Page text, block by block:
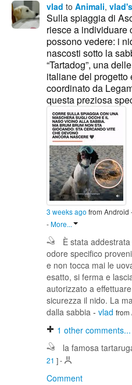
vlad to Animali,
Sulla spiaggia di
riesce a individuare
possono vedere: i
nascosti sotto la
“Tartadog”, una
italiane del progetto
coordinato da
questa preziosa
3 weeks ago from Android
-More...
È stata
odore specifico
e non tocca mai le
esatto, si ferma e
autorizzato a
sicurezza il nido. La
dalla sabbia - vlad from
1 other comments...
la famosa
21 ]-
Comment